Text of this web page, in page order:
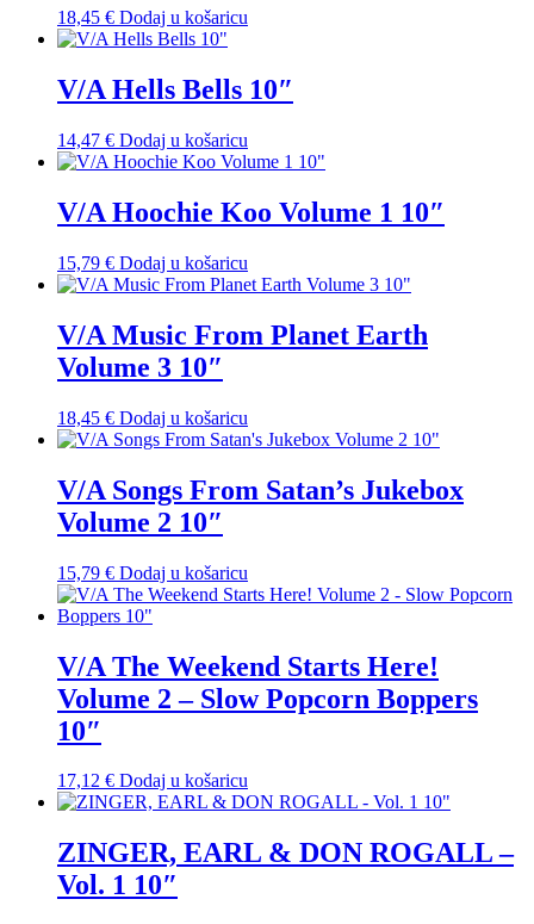
18,45 € Dodaj u košaricu
V/A Hells Bells 10″
14,47 € Dodaj u košaricu
V/A Hoochie Koo Volume 1 10″
15,79 € Dodaj u košaricu
V/A Music From Planet Earth
Volume 3 10″
18,45 € Dodaj u košaricu
V/A Songs From Satan’s Jukebox
Volume 2 10″
15,79 € Dodaj u košaricu
V/A The Weekend Starts Here!
Volume 2 – Slow Popcorn Boppers
10″
17,12 € Dodaj u košaricu
ZINGER, EARL & DON ROGALL –
Vol. 1 10″